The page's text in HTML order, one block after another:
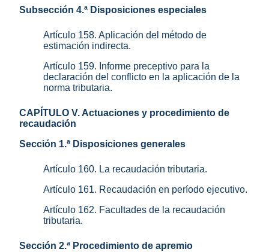
Subsección 4.ª Disposiciones especiales
Artículo 158. Aplicación del método de
estimación indirecta.
Artículo 159. Informe preceptivo para la
declaración del conflicto en la aplicación de la
norma tributaria.
CAPÍTULO V. Actuaciones y procedimiento de
recaudación
Sección 1.ª Disposiciones generales
Artículo 160. La recaudación tributaria.
Artículo 161. Recaudación en período ejecutivo.
Artículo 162. Facultades de la recaudación
tributaria.
Sección 2.ª Procedimiento de apremio